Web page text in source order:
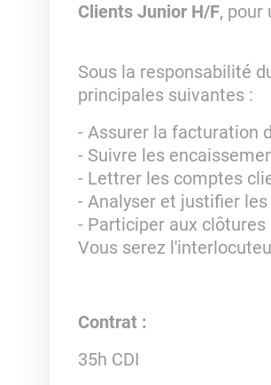
Clients Junior H/F, pour
Sous la responsabilité
principales suivantes :
- Assurer la facturation
- Suivre les
- Lettrer les comptes
- Analyser et justifier
- Participer aux
Vous serez
Contrat :
35h CDI